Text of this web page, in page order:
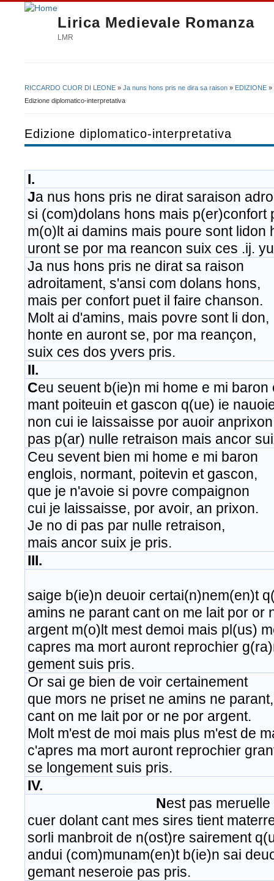
Lirica Medievale Romanza
LMR
Tu sei qui
RICCARDO CUOR DI LEONE » Ja nuns hons pris ne dira sa raison » EDIZIONE »
Edizione diplomatico-interpretativa
Edizione diplomatico-interpretativa
I.
Ja nus hons pris ne dirat saraison
si (com)dolans hons mais p(er)confort
m(o)lt ai damins mais poure sont lidon
uront se por ma reancon suix ces .ij.
Ja nus hons pris ne dirat sa raison
adroitament, s'ansi com dolans hons,
mais per confort puet il faire chanson.
Molt ai d'amins, mais povre sont li don,
honte en auront se, por ma reançon,
suix ces dos yvers pris.
II.
Ceu seuent b(ie)n mi home e mi baron
mant poiteuin et gascon q(ue) ie
non cui ie laissaisse por auoir
pas p(ar) nulle retraison mais ancor
Ceu sevent bien mi home e mi baron
englois, normant, poitevin et gascon,
que je n'avoie si povre compaignon
cui je laissaisse, por avoir, an prixon.
Je no di pas par nulle retraison,
mais ancor suix je pris.
III.
saige b(ie)n deuoir certai(n)nem(en)t
amins ne parant cant on me lait por or
argent m(o)lt mest demoi mais pl(us)
capres ma mort auront reprochier
gement suis pris.
Or sai ge bien de voir certainement
que mors ne priset ne amins ne parant,
cant on me lait por or ne por argent.
Molt m'est de moi mais plus m'est de
c'apres ma mort auront reprochier
se longement suis pris.
IV.
Nest pas meruelle
cuer dolant cant mes sires tient
sorli manbroit de n(ost)re sairement
andui (com)munam(en)t b(ie)n sai
gemant neseroie pas pris.